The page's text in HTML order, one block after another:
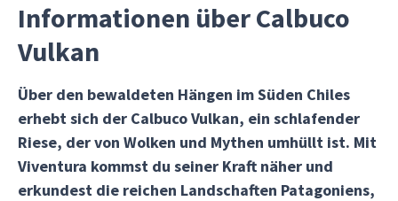
Informationen über Calbuco
Vulkan
Über den bewaldeten Hängen im Süden Chiles
erhebt sich der Calbuco Vulkan, ein schlafender
Riese, der von Wolken und Mythen umhüllt ist. Mit
Viventura kommst du seiner Kraft näher und
erkundest die reichen Landschaften Patagoniens,